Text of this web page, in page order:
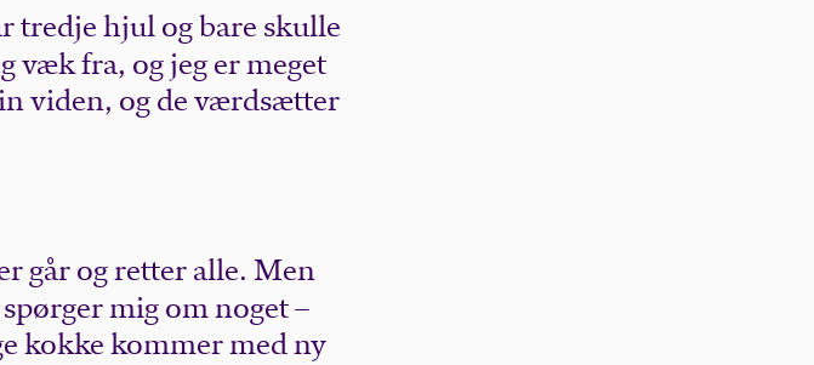
tredje hjul og bare skulle
væk fra, og jeg er meget
viden, og de værdsætter
går og retter alle. Men
mig om noget –
kokke kommer med ny